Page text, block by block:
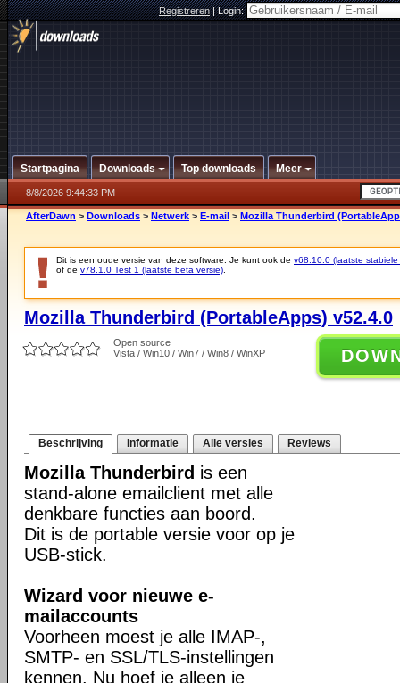
Registreren|Login:
Startpagina Downloads Top downloads Meer
8/8/2026 9:44:33 PM
AfterDawn > Downloads > Netwerk > E-mail > Mozilla Thunderbird
Dit is een oude versie van deze software. Je kunt ook de v68.10.0 (laatste stabiele
of de v78.1.0 Test 1 (laatste beta versie)
Mozilla Thunderbird (PortableApps) v52.4.0
Open source
Vista / Win10 / Win7 / Win8 / WinXP
Beschrijving Informatie Alle versies Reviews
Mozilla Thunderbird is een
stand-alone emailclient met alle
denkbare functies aan boord.
Dit is de portable versie voor op je
USB-stick.
Wizard voor nieuwe e-
mailaccounts
Voorheen moest je alle IMAP-,
SMTP- en SSL/TLS-instellingen
kennen. Nu hoef je alleen je